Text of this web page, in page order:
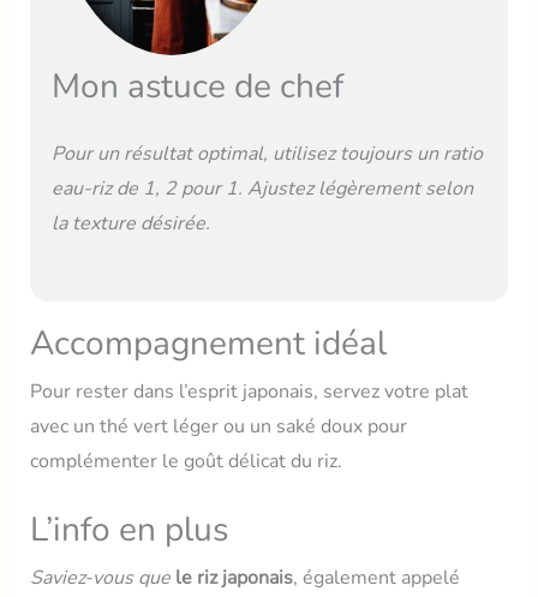
Mon astuce de chef
Pour un résultat optimal, utilisez toujours un ratio
eau-riz de 1, 2 pour 1. Ajustez légèrement selon
la texture désirée.
Accompagnement idéal
Pour rester dans l’esprit japonais, servez votre plat
avec un thé vert léger ou un saké doux pour
complémenter le goût délicat du riz.
L’info en plus
Saviez-vous que le riz japonais, également appelé